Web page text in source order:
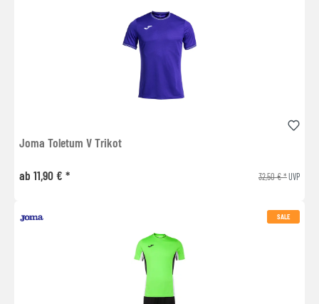
Joma Toletum V Trikot
ab 11,90 € * 32,50 € *UVP
SALE